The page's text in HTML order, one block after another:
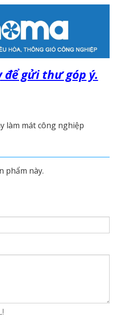
để gửi thư góp ý.
làm mát công nghiệp
phẩm này.